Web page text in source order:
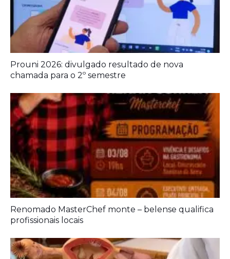
Prouni 2026: divulgado resultado de nova
chamada para o 2º semestre
Renomado MasterChef monte – belense qualifica
profissionais locais